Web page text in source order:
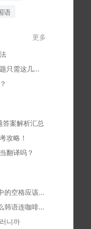
语
更多
TOPIK年年考题套路深，了解考题只需这几步！
答案解析汇总
攻略！
翻译吗？
韩语“隔写法”的相关规定！韩语中的空格应该怎么加？
‘아메리카노 나오셨습니다’为什么韩语连咖啡都要尊敬？
니까